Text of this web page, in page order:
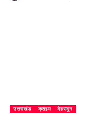
उत्तराखंड क्राइम देहरादून